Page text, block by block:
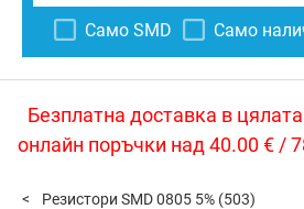
Само SMD Само
Безплатна доставка в
онлайн поръчки над 40.00 € /
Резистори SMD 0805 5% (503)